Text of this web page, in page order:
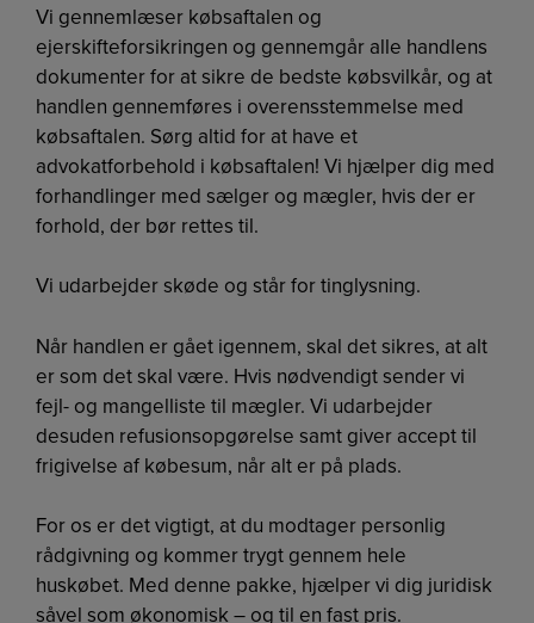
Vi gennemlæser købsaftalen og
ejerskifteforsikringen og gennemgår alle handlens
dokumenter for at sikre de bedste købsvilkår, og at
handlen gennemføres i overensstemmelse med
købsaftalen. Sørg altid for at have et
advokatforbehold i købsaftalen! Vi hjælper dig med
forhandlinger med sælger og mægler, hvis der er
forhold, der bør rettes til.
Vi udarbejder skøde og står for tinglysning.
Når handlen er gået igennem, skal det sikres, at alt
er som det skal være. Hvis nødvendigt sender vi
fejl- og mangelliste til mægler. Vi udarbejder
desuden refusionsopgørelse samt giver accept til
frigivelse af købesum, når alt er på plads.
For os er det vigtigt, at du modtager personlig
rådgivning og kommer trygt gennem hele
huskøbet. Med denne pakke, hjælper vi dig juridisk
såvel som økonomisk – og til en fast pris.